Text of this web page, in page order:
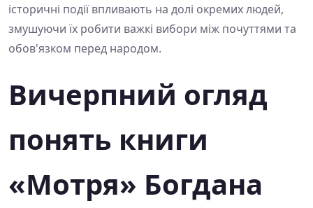
історичні події впливають на долі окремих людей,
змушуючи їх робити важкі вибори між почуттями та
обов'язком перед народом.
Вичерпний огляд
понять книги
«Мотря» Богдана